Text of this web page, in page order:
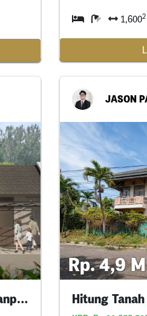
1,6002
Gresik Rumah Baru Murah Tanpa Indent
JASON
Rp. 4,9 M